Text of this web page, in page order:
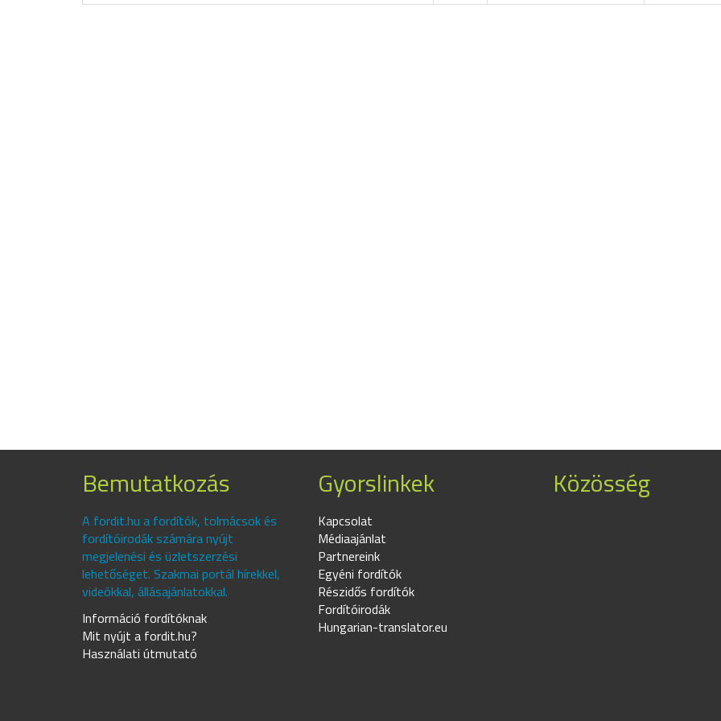
Bemutatkozás
A fordit.hu a fordítók, tolmácsok és
fordítóirodák számára nyújt
megjelenési és üzletszerzési
lehetőséget. Szakmai portál hírekkel,
videókkal, állásajánlatokkal.
Információ fordítóknak
Mit nyújt a fordit.hu?
Használati útmutató
Gyorslinkek
Kapcsolat
Médiaajánlat
Partnereink
Egyéni fordítók
Részidős fordítók
Fordítóirodák
Hungarian-translator.eu
Közösség